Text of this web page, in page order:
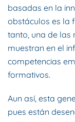
basadas en la
obstáculos es la
tanto, una de las
muestran en el
competencias
formativos.
Aun así, esta
pues están